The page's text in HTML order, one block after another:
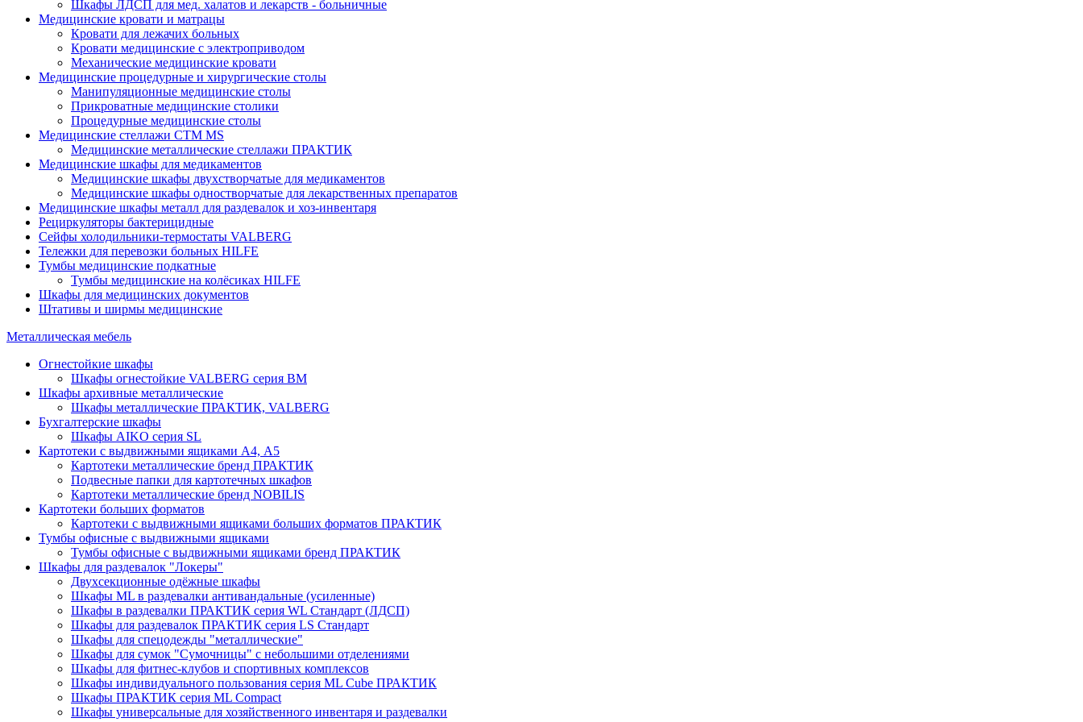
Шкафы ЛДСП для мед. халатов и лекарств - больничные
Медицинские кровати и матрацы
Кровати для лежачих больных
Кровати медицинские с электроприводом
Механические медицинские кровати
Медицинские процедурные и хирургические столы
Манипуляционные медицинские столы
Прикроватные медицинские столики
Процедурные медицинские столы
Медицинские стеллажи CTM MS
Медицинские металлические стеллажи ПРАКТИК
Медицинские шкафы для медикаментов
Медицинские шкафы двухстворчатые для медикаментов
Медицинские шкафы одностворчатые для лекарственных препаратов
Медицинские шкафы металл для раздевалок и хоз-инвентаря
Рециркуляторы бактерицидные
Сейфы холодильники-термостаты VALBERG
Тележки для перевозки больных HILFE
Тумбы медицинские подкатные
Тумбы медицинские на колёсиках HILFE
Шкафы для медицинских документов
Штативы и ширмы медицинские
Металлическая мебель
Огнестойкие шкафы
Шкафы огнестойкие VALBERG серия BM
Шкафы архивные металлические
Шкафы металлические ПРАКТИК, VALBERG
Бухгалтерские шкафы
Шкафы AIKO серия SL
Картотеки с выдвижными ящиками А4, А5
Картотеки металлические бренд ПРАКТИК
Подвесные папки для картотечных шкафов
Картотеки металлические бренд NOBILIS
Картотеки больших форматов
Картотеки с выдвижными ящиками больших форматов ПРАКТИК
Тумбы офисные с выдвижными ящиками
Тумбы офисные с выдвижными ящиками бренд ПРАКТИК
Шкафы для раздевалок "Локеры"
Двухсекционные одёжные шкафы
Шкафы ML в раздевалки антивандальные (усиленные)
Шкафы в раздевалки ПРАКТИК серия WL Стандарт (ЛДСП)
Шкафы для раздевалок ПРАКТИК серия LS Стандарт
Шкафы для спецодежды "металлические"
Шкафы для сумок "Сумочницы" с небольшими отделениями
Шкафы для фитнес-клубов и спортивных комплексов
Шкафы индивидуального пользования серия ML Cube ПРАКТИК
Шкафы ПРАКТИК серия ML Compact
Шкафы универсальные для хозяйственного инвентаря и раздевалки